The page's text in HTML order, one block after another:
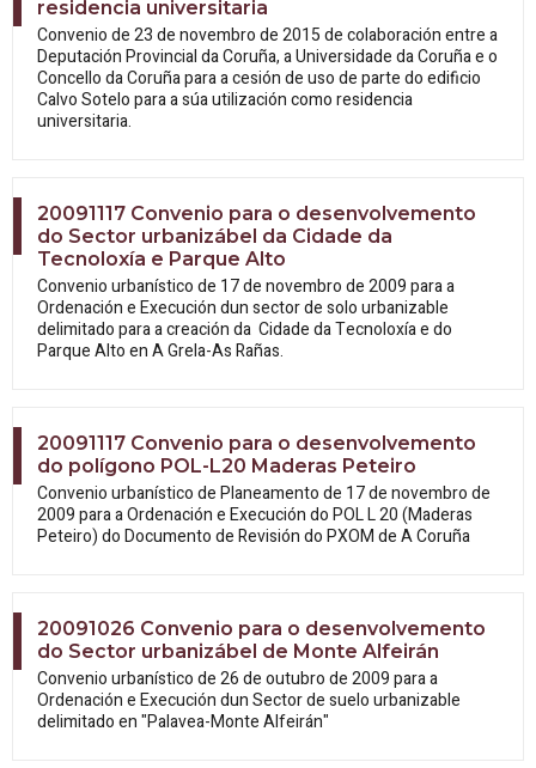
residencia universitaria
Convenio de 23 de novembro de 2015 de colaboración entre a
Deputación Provincial da Coruña, a Universidade da Coruña e o
Concello da Coruña para a cesión de uso de parte do edificio
Calvo Sotelo para a súa utilización como residencia
universitaria.
20091117 Convenio para o desenvolvemento
do Sector urbanizábel da Cidade da
Tecnoloxía e Parque Alto
Convenio urbanístico de 17 de novembro de 2009 para a
Ordenación e Execución dun sector de solo urbanizable
delimitado para a creación da Cidade da Tecnoloxía e do
Parque Alto en A Grela-As Rañas.
20091117 Convenio para o desenvolvemento
do polígono POL-L20 Maderas Peteiro
Convenio urbanístico de Planeamento de 17 de novembro de
2009 para a Ordenación e Execución do POL L 20 (Maderas
Peteiro) do Documento de Revisión do PXOM de A Coruña
20091026 Convenio para o desenvolvemento
do Sector urbanizábel de Monte Alfeirán
Convenio urbanístico de 26 de outubro de 2009 para a
Ordenación e Execución dun Sector de suelo urbanizable
delimitado en "Palavea-Monte Alfeirán"